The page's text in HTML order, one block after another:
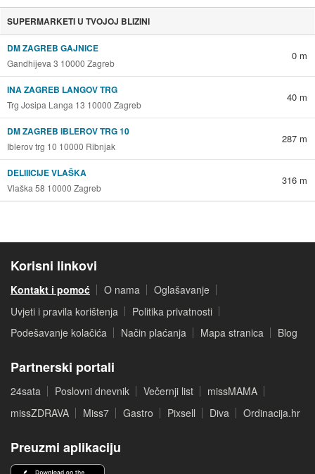
SUPERMARKETI U TVOJOJ BLIZINI
DM ZAGREB GAJNICE
Gandhijeva 3 10000 Zagreb
0 m
INA ZAGREB LANGOV TRG
Trg Josipa Langa 13 10000 Zagreb
40 m
DM ZAGREB IBLEROV TRG 10
Iblerov trg 10 10000 Ribnjak
287 m
DELIIICIJE VLAŠKA
Vlaška 58 10000 Zagreb
316 m
Korisni linkovi
Kontakt i pomoć O nama
Oglašavanje
Uvjeti i pravila korištenja
Politika privatnosti
Podešavanje kolačića
Način plaćanja Mapa stranica Blog
Partnerski portali
24sata Poslovni dnevnik Večernji list
missMAMA
missZDRAVA
Miss7 Gastro Pixsell Diva Ordinacija.hr
Preuzmi aplikaciju